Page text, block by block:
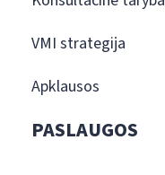
VMI strategija
Apklausos
PASLAUGOS